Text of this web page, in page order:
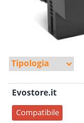
Evostore.it
Compatibile